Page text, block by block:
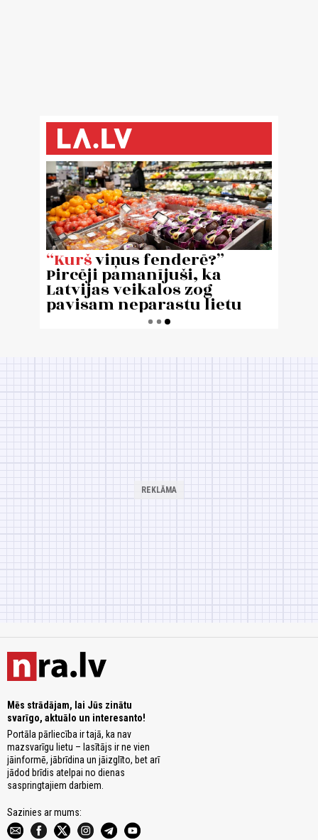
Mēs strādājam, lai Jūs zinātu
svarīgo, aktuālo un interesanto!
Portāla pārliecība ir tajā, ka nav
mazsvarīgu lietu – lasītājs ir ne vien
jāinformē, jābrīdina un jāizglīto, bet arī
jādod brīdis atelpai no dienas
saspringtajiem darbiem.
Sazinies ar mums: